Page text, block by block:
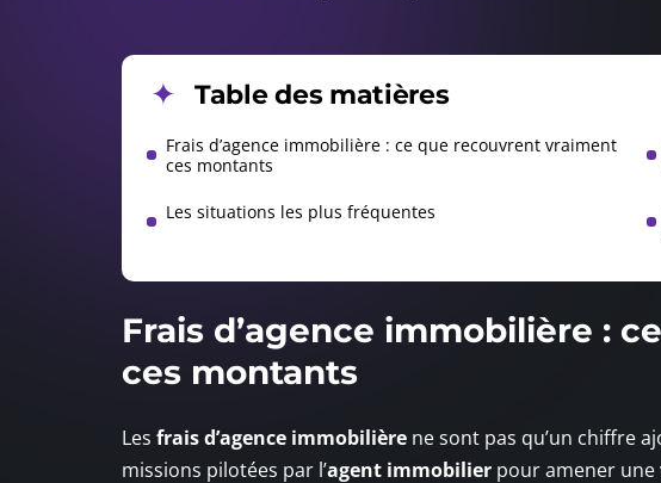
Table des matières
Frais d’agence immobilière : ce que recouvrent vraiment
ces montants
Les situations les plus fréquentes
Frais d’agence immobilière :
ces montants
Les frais d’agence immobilière ne sont pas qu’un chiffre
missions pilotées par l’agent immobilier pour amener une